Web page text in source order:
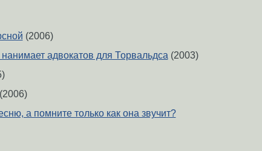
(2006)
адвокатов для Торвальдса(2003)
(2006)
а помните только как она звучит?